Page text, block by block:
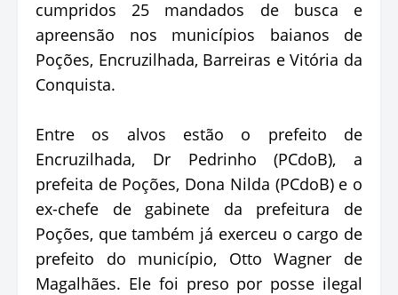
cumpridos 25 mandados de busca e
apreensão nos municípios baianos de
Poções, Encruzilhada, Barreiras e Vitória da
Conquista.
Entre os alvos estão o prefeito de
Encruzilhada, Dr Pedrinho (PCdoB), a
prefeita de Poções, Dona Nilda (PCdoB) e o
ex-chefe de gabinete da prefeitura de
Poções, que também já exerceu o cargo de
prefeito do município, Otto Wagner de
Magalhães. Ele foi preso por posse ilegal